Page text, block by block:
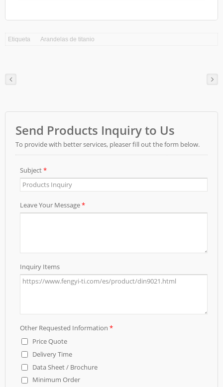
Etiqueta Arandelas de titanio